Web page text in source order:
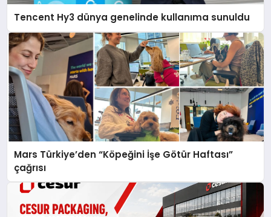
Tencent Hy3 dünya genelinde kullanıma sunuldu
Mars Türkiye’den “Köpeğini İşe Götür Haftası”
çağrısı